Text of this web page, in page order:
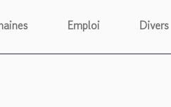
Emploi Divers